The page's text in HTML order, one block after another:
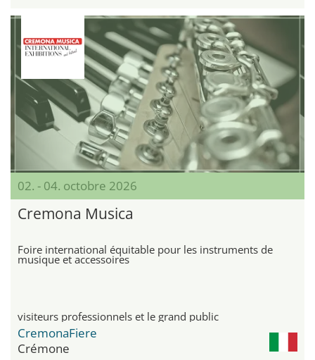
02. - 04. octobre 2026
Cremona Musica
Foire international équitable pour les instruments de
musique et accessoires
visiteurs professionnels et le grand public
CremonaFiere
Crémone